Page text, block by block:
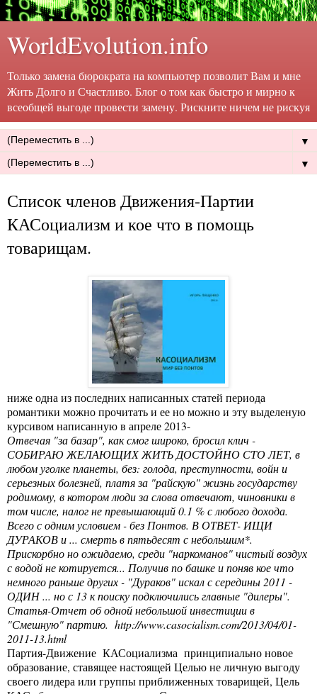
WorldEvolution.info
Только замена бюрократа на компьютер позволит Вам и мне
Жить Долго и Счастливо. Блог о том как быстро и мирно к
всеобщей выгоде провести замену. Рискните ничем не рискуя
▼
▼
Список членов Движения-Партии
КАСоциализм и кое что в помощь
товарищам.
ниже одна из последних написанных статей периода
романтики можно прочитать и ее но можно и эту выделеную
курсивом написанную в апреле 2013-
Отвечая "за базар", как смог широко, бросил клич -
СОБИРАЮ ЖЕЛАЮЩИХ ЖИТЬ ДОСТОЙНО СТО ЛЕТ, в
любом уголке планеты, без: голода, преступности, войн и
серьезных болезней, платя за "райскую" жизнь государству
родимому, в котором люди за слова отвечают, чиновники в
том числе, налог не превышающий 0.1 % с любого дохода.
Всего с одним условием - без Понтов. В ОТВЕТ- ИЩИ
ДУРАКОВ и ... смерть в пятьдесят с небольшим*.
Прискорбно но ожидаемо, среди "наркоманов" чистый воздух
с водой не котируется... Получив по башке и поняв кое что
немного раньше других - "Дураков" искал с середины 2011 -
ОДИН ... но с 13 к поиску подключились главные "дилеры".
Статья-Отчет об одной небольшой инвестиции в
"Смешную" партию. http://www.casocialism.com/2013/04/01-
2011-13.html
Партия-Движение КАСоциализма принципиально новое
образование, ставящее настоящей Целью не личную выгоду
своего лидера или группы приближенных товарищей, Цель